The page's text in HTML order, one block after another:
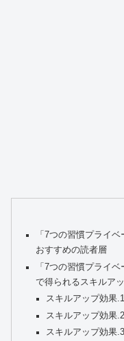
「7つの習慣プライ
おすすめの読者層
「7つの習慣プライ
で得られるスキルア
スキルアップ効果
スキルアップ効果
スキルアップ効果